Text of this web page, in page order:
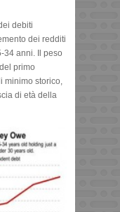
debiti
dei redditi
34 anni. Il peso
primo
storico,
di età della